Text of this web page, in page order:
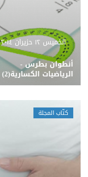
الخميس ١٢ حزيران ٢٠١٤
أنطوان بطرس -
الرياضيات الكسارية(2)
كتّاب المجلة